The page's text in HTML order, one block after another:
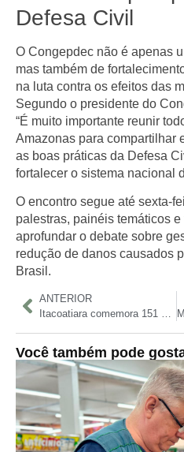
Defesa Civil
O Congepdec não é apenas
mas também de
na luta contra os efeitos das
Segundo o presidente do
“É muito importante reunir
Amazonas para compartilhar
as boas práticas da Defesa
fortalecer o sistema nacional
O encontro segue até sexta-
palestras, painéis temáticos
aprofundar o debate sobre
redução de danos causados
Brasil.
ANTERIOR
Itacoatiara comemora 151 anos com programação diversificada e movimentação econômica
Você também pode